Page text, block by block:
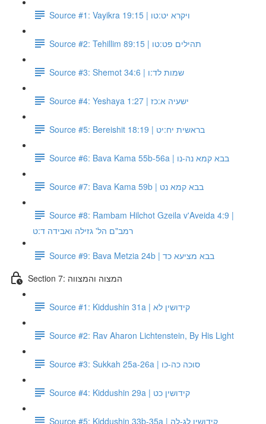
Source #1: Vayikra 19:15 | ויקרא יט:טו
Source #2: Tehillim 89:15 | תהילים פט:טו
Source #3: Shemot 34:6 | שמות לד:ו
Source #4: Yeshaya 1:27 | ישעיה א:כז
Source #5: Bereishit 18:19 | בראשית יח:יט
Source #6: Bava Kama 55b-56a | בבא קמא נה-נו
Source #7: Bava Kama 59b | בבא קמא נט
Source #8: Rambam Hilchot Gzeila v'Aveida 4:9 |
רמב"ם הל' גזילה ואבידה ד:ט
Source #9: Bava Metzia 24b | בבא מציעא כד
Section 7: המצוה והמצווה
Source #1: Kiddushin 31a | קידושין לא
Source #2: Rav Aharon Lichtenstein, By His Light
Source #3: Sukkah 25a-26a | סוכה כה-כו
Source #4: Kiddushin 29a | קידושין כט
Source #5: Kiddushin 33b-35a | קידושין לג-לה